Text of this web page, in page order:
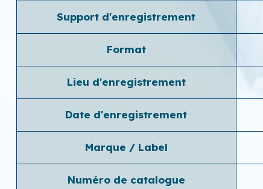
Support d'enregistrement
Format
Lieu d'enregistrement
Date d'enregistrement
Marque / Label
Numéro de catalogue